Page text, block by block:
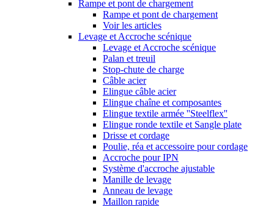
Rampe et pont de chargement
Rampe et pont de chargement
Voir les articles
Levage et Accroche scénique
Levage et Accroche scénique
Palan et treuil
Stop-chute de charge
Câble acier
Elingue câble acier
Elingue chaîne et composantes
Elingue textile armée ''Steelflex''
Elingue ronde textile et Sangle plate
Drisse et cordage
Poulie, réa et accessoire pour cordage
Accroche pour IPN
Système d'accroche ajustable
Manille de levage
Anneau de levage
Maillon rapide